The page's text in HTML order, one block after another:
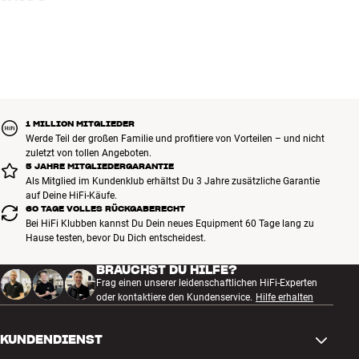
1 MILLION MITGLIEDER
Werde Teil der großen Familie und profitiere von Vorteilen – und nicht
zuletzt von tollen Angeboten.
5 JAHRE MITGLIEDERGARANTIE
Als Mitglied im Kundenklub erhältst Du 3 Jahre zusätzliche Garantie
auf Deine HiFi-Käufe.
60 TAGE VOLLES RÜCKGABERECHT
Bei HiFi Klubben kannst Du Dein neues Equipment 60 Tage lang zu
Hause testen, bevor Du Dich entscheidest.
BRAUCHST DU HILFE?
Frag einen unserer leidenschaftlichen HiFi-Experten
oder kontaktiere den Kundenservice. Hilfe erhalten
KUNDENDIENST